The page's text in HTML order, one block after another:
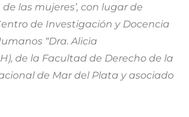
las mujeres’, con lugar de
de Investigación y Docencia
“Dra. Alicia
de la Facultad de Derecho de la
de Mar del Plata y asociado